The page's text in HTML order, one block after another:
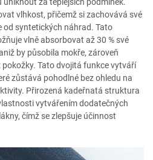
vlhkost, přičemž si zachovává své
od syntetických náhrad. Tato
vlně absorbovat až 30 % své
by působila mokře, zároveň
Tato dvojitá funkce vytváří
zůstává pohodlné bez ohledu na
Přirozená kadeřnatá struktura
vytvářením dodatečných
čímž se zlepšuje účinnost